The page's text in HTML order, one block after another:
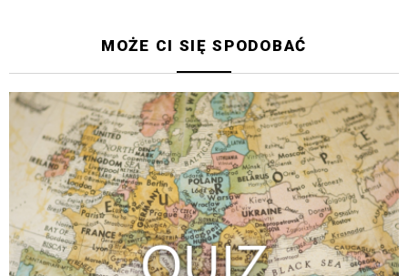
MOŻE CI SIĘ SPODOBAĆ